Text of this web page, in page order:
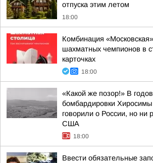
отпуска этим летом
18:00
Комбинация
шахматных чемпионов в
карточках
18:00
«Какой же позор!» В
бомбардировки
говорили о России, но ни
США
18:00
Ввести обязательные